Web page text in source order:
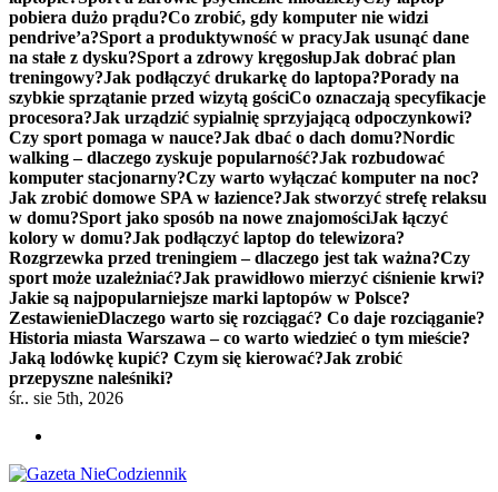
pobiera dużo prądu?Co zrobić, gdy komputer nie widzi
pendrive’a?Sport a produktywność w pracyJak usunąć dane
na stałe z dysku?Sport a zdrowy kręgosłupJak dobrać plan
treningowy?Jak podłączyć drukarkę do laptopa?Porady na
szybkie sprzątanie przed wizytą gościCo oznaczają specyfikacje
procesora?Jak urządzić sypialnię sprzyjającą odpoczynkowi?
Czy sport pomaga w nauce?Jak dbać o dach domu?Nordic
walking – dlaczego zyskuje popularność?Jak rozbudować
komputer stacjonarny?Czy warto wyłączać komputer na noc?
Jak zrobić domowe SPA w łazience?Jak stworzyć strefę relaksu
w domu?Sport jako sposób na nowe znajomościJak łączyć
kolory w domu?Jak podłączyć laptop do telewizora?
Rozgrzewka przed treningiem – dlaczego jest tak ważna?Czy
sport może uzależniać?Jak prawidłowo mierzyć ciśnienie krwi?
Jakie są najpopularniejsze marki laptopów w Polsce?
ZestawienieDlaczego warto się rozciągać? Co daje rozciąganie?
Historia miasta Warszawa – co warto wiedzieć o tym mieście?
Jaką lodówkę kupić? Czym się kierować?Jak zrobić
przepyszne naleśniki?
śr.. sie 5th, 2026